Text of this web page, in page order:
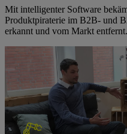
Mit intelligenter Software
Produktpiraterie im B2B- und
erkannt und vom Markt entfernt.